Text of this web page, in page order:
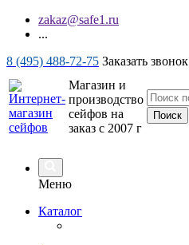
zakaz@safe1.ru
...
8 (495) 488-72-75 Заказать звонок
Магазин и
производство
сейфов на
заказ с 2007 г
Меню
Каталог